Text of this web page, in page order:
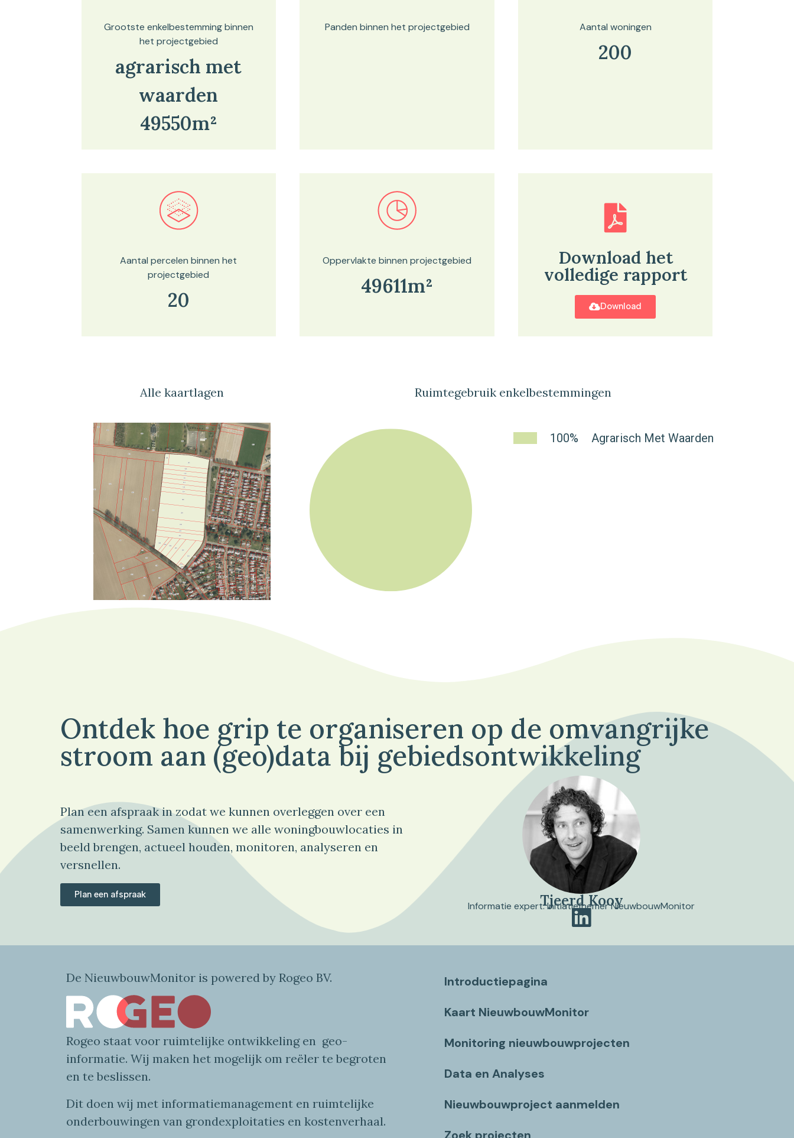
Grootste enkelbestemming binnen
het projectgebied
agrarisch met
waarden
49550m²
Panden binnen het projectgebied Aantal woningen
200
Bekijk in onze kaartviewer
Aantal percelen binnen het
projectgebied
20
Bekijk in onze kaartviewer
Oppervlakte binnen projectgebied
49611m²
Download het
volledige rapport
Download
Alle kaartlagen Ruimtegebruik enkelbestemmingen
100% Agrarisch Met Waarden
Ontdek hoe grip te organiseren op de omvangrijke
stroom aan (geo)data bij gebiedsontwikkeling
Plan een afspraak in zodat we kunnen overleggen over een
samenwerking. Samen kunnen we alle woningbouwlocaties in
beeld brengen, actueel houden, monitoren, analyseren en
versnellen.
Plan een afspraak Tjeerd Kooy
Informatie expert. Initiatiefnemer NieuwbouwMonitor
De NieuwbouwMonitor is powered by Rogeo BV.
Rogeo staat voor ruimtelijke ontwikkeling en geo-
informatie. Wij maken het mogelijk om reëler te begroten
en te beslissen.
Dit doen wij met informatiemanagement en ruimtelijke
onderbouwingen van grondexploitaties en kostenverhaal.
Introductiepagina
Kaart NieuwbouwMonitor
Monitoring nieuwbouwprojecten
Data en Analyses
Nieuwbouwproject aanmelden